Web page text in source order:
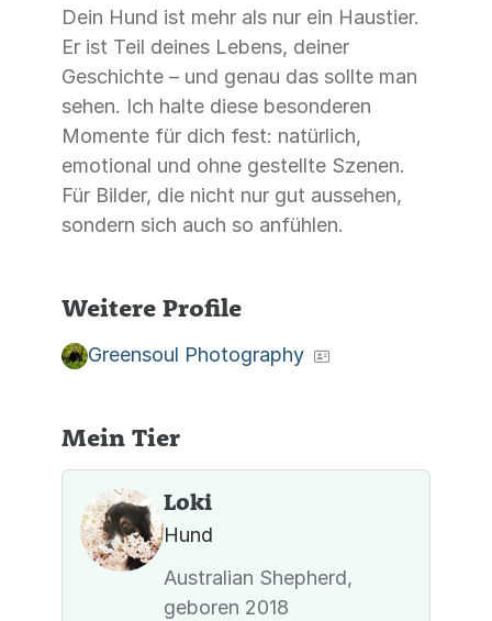
Dein Hund ist mehr als nur ein Haustier.
Er ist Teil deines Lebens, deiner
Geschichte – und genau das sollte man
sehen. Ich halte diese besonderen
Momente für dich fest: natürlich,
emotional und ohne gestellte Szenen.
Für Bilder, die nicht nur gut aussehen,
sondern sich auch so anfühlen.
Weitere Profile
Greensoul Photography
Mein Tier
Loki
Hund
Australian Shepherd,
geboren 2018